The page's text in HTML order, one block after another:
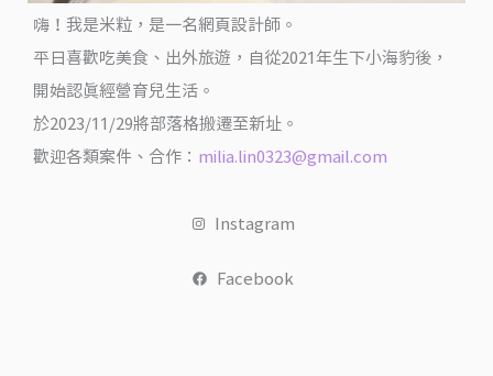
充
元
氣！
@
米
嗨！我是米粒，是一名網頁設計師。
平日喜歡吃美食、出外旅遊，自從2021年生下小海豹後，
開始認真經營育兒生活。
於2023/11/29將部落格搬遷至新址。
歡迎各類案件、合作： milia.lin0323@gmail.com
Instagram
Facebook